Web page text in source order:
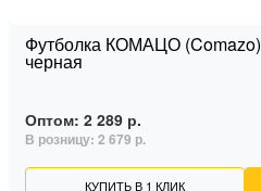
Футболка КОМАЦО
черная
Оптом: 2 289 р.
В розницу: 2 679 р.
КУПИТЬ В 1 КЛИК